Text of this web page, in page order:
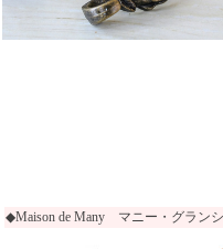
◆Maison de Many マニー・グラン